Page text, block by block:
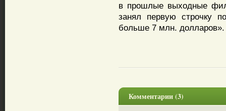
в прошлые выходные
занял первую строчку
больше 7 млн. долларов».
Комментарии (3)